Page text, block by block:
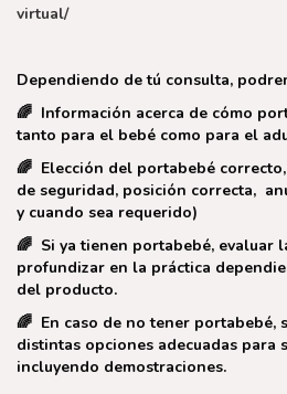
virtual/
Dependiendo de tú consulta,
🌈 Información acerca de cómo
tanto para el bebé como para el
🌈 Elección del portabebé
de seguridad, posición correcta,
y cuando sea requerido)
🌈 Si ya tienen portabebé, evaluar
profundizar en la práctica
del producto.
🌈 En caso de no tener portabebé,
distintas opciones adecuadas para
incluyendo demostraciones.